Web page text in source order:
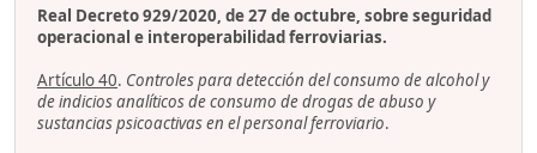
Real Decreto 929/2020, de 27 de octubre, sobre seguridad
operacional e interoperabilidad ferroviarias.
Artículo 40. Controles para detección del consumo de alcohol y
de indicios analíticos de consumo de drogas de abuso y
sustancias psicoactivas en el personal ferroviario.